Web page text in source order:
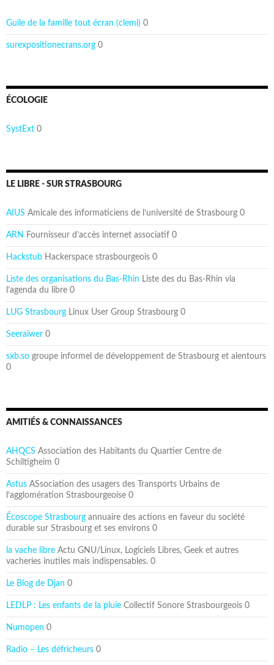
Guile de la famille tout écran (clemi) 0
surexpositionecrans.org 0
ÉCOLOGIE
SystExt 0
LE LIBRE - SUR STRASBOURG
AIUS Amicale des informaticiens de l’université de Strasbourg 0
ARN Fournisseur d’accès internet associatif 0
Hackstub Hackerspace strasbourgeois 0
Liste des organisations du Bas-Rhin Liste des du Bas-Rhin via
l’agenda du libre 0
LUG Strasbourg Linux User Group Strasbourg 0
Seeraiwer 0
sxb.so groupe informel de développement de Strasbourg et alentours
0
AMITIÉS & CONNAISSANCES
AHQCS Association des Habitants du Quartier Centre de
Schiltigheim 0
Astus ASsociation des usagers des Transports Urbains de
l’agglomération Strasbourgeoise 0
Écoscope Strasbourg annuaire des actions en faveur du société
durable sur Strasbourg et ses environs 0
la vache libre Actu GNU/Linux, Logiciels Libres, Geek et autres
vacheries inutiles mais indispensables. 0
Le Blog de Djan 0
LEDLP : Les enfants de la pluie Collectif Sonore Strasbourgeois 0
Numopen 0
Radio – Les défricheurs 0